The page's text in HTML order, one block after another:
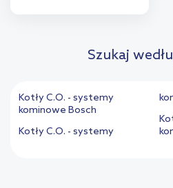
Szukaj
Kotły C.O. - systemy
kominowe Bosch
Kotły C.O. - systemy